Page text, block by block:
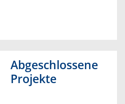
Abgeschlossene
Projekte